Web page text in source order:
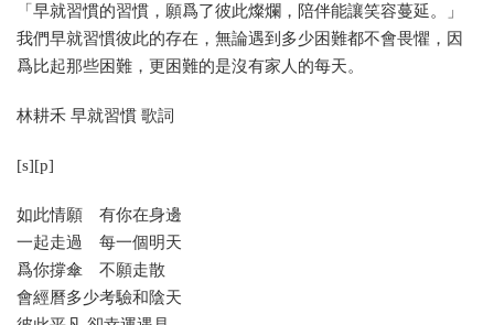
「早就習慣的習慣，願爲了彼此燦爛，陪伴能讓笑容蔓延。」
我們早就習慣彼此的存在，無論遇到多少困難都不會畏懼，因
爲比起那些困難，更困難的是沒有家人的每天。
林耕禾 早就習慣 歌詞
[s][p]
如此情願 有你在身邊
一起走過 每一個明天
爲你撐傘 不願走散
會經曆多少考驗和陰天